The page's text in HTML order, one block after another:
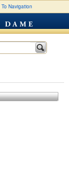
To Navigation